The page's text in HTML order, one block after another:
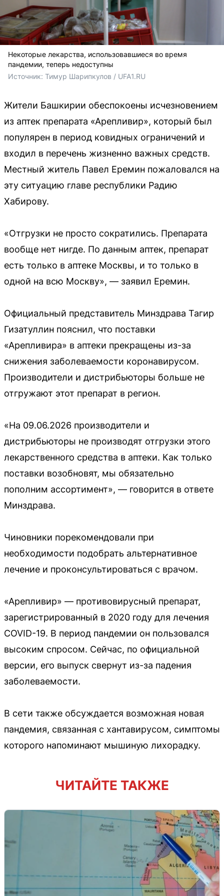
Некоторые лекарства, использовавшиеся во время
пандемии, теперь недоступны
Источник: Тимур Шарипкулов / UFA1.RU
Жители Башкирии обеспокоены исчезновением
из аптек препарата «Арепливир», который был
популярен в период ковидных ограничений и
входил в перечень жизненно важных средств.
Местный житель Павел Еремин пожаловался на
эту ситуацию главе республики Радию
Хабирову.
«Отгрузки не просто сократились. Препарата
вообще нет нигде. По данным аптек, препарат
есть только в аптеке Москвы, и то только в
одной на всю Москву», — заявил Еремин.
Официальный представитель Минздрава Тагир
Гизатуллин пояснил, что поставки
«Арепливира» в аптеки прекращены из-за
снижения заболеваемости коронавирусом.
Производители и дистрибьюторы больше не
отгружают этот препарат в регион.
«На 09.06.2026 производители и
дистрибьюторы не производят отгрузки этого
лекарственного средства в аптеки. Как только
поставки возобновят, мы обязательно
пополним ассортимент», — говорится в ответе
Минздрава.
Чиновники порекомендовали при
необходимости подобрать альтернативное
лечение и проконсультироваться с врачом.
«Арепливир» — противовирусный препарат,
зарегистрированный в 2020 году для лечения
COVID-19. В период пандемии он пользовался
высоким спросом. Сейчас, по официальной
версии, его выпуск свернут из-за падения
заболеваемости.
В сети также обсуждается возможная новая
пандемия, связанная с хантавирусом, симптомы
которого напоминают мышиную лихорадку.
ЧИТАЙТЕ ТАКЖЕ